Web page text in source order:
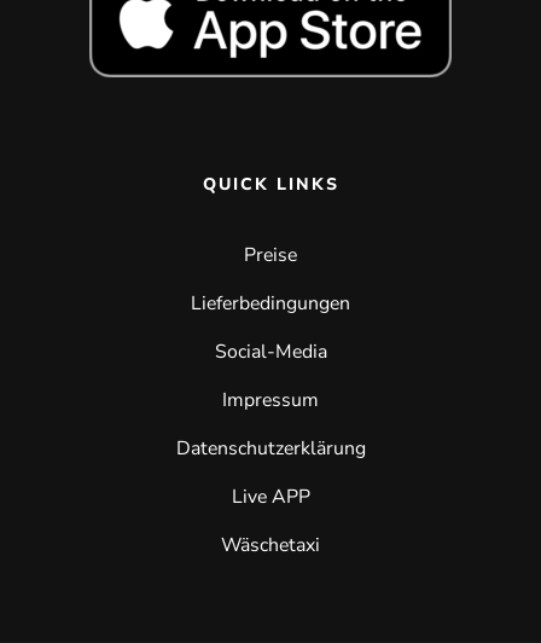
QUICK LINKS
Preise
Lieferbedingungen
Social-Media
Impressum
Datenschutzerklärung
Live APP
Wäschetaxi